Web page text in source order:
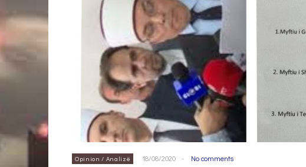
Opinion / Analizë 18/08/2020 - No comments